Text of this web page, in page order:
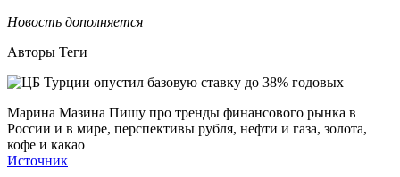
Новость дополняется
Авторы Теги
Марина Мазина Пишу про тренды финансового рынка в
России и в мире, перспективы рубля, нефти и газа, золота,
кофе и какао
Источник